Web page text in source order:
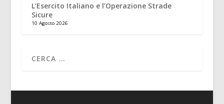
L’Esercito Italiano e l’Operazione Strade
Sicure
10 Agosto 2026